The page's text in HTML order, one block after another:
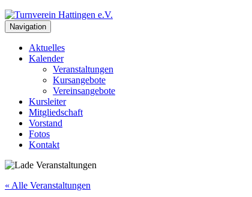
Navigation
Aktuelles
Kalender
Veranstaltungen
Kursangebote
Vereinsangebote
Kursleiter
Mitgliedschaft
Vorstand
Fotos
Kontakt
« Alle Veranstaltungen